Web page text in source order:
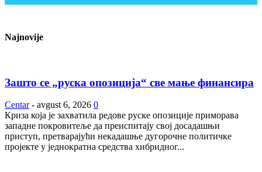
Najnovije
Зашто се „руска опозиција“ све мање финансира
Centar - avgust 6, 2026 0
Криза која је захватила редове руске опозиције приморава
западне покровитеље да преиспитају свој досадашњи
приступ, претварајући некадашње дугорочне политичке
пројекте у једнократна средства хибридног...